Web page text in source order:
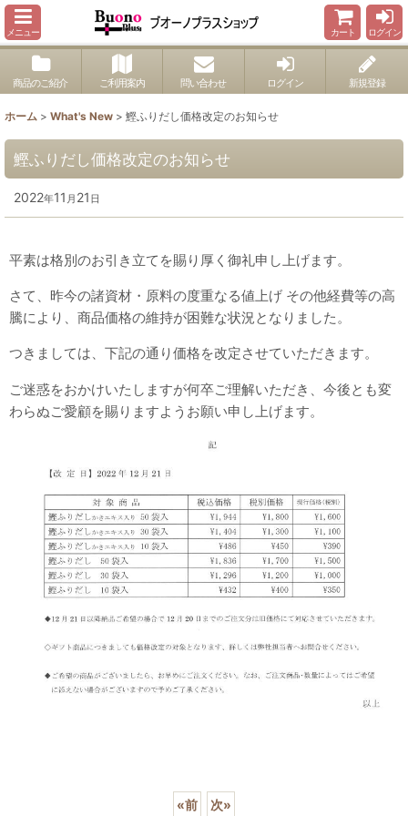
メニュー カート ログイン
商品のご紹介 ご利用案内 問い合わせ ログイン 新規登録
ホーム > What's New > 鰹ふりだし価格改定のお知らせ
鰹ふりだし価格改定のお知らせ
2022年11 月 21 日
平素は格別のお引き立てを賜り厚く御礼申し上げます。
さて、昨今の諸資材・原料の度重なる値上げ その他経費等の高
騰により、商品価格の維持が困難な状況となりました。
つきましては、下記の通り価格を改定させていただきます。
ご迷惑をおかけいたしますが何卒ご理解いただき、今後とも変
わらぬご愛顧を賜りますようお願い申し上げます。
«前 次»